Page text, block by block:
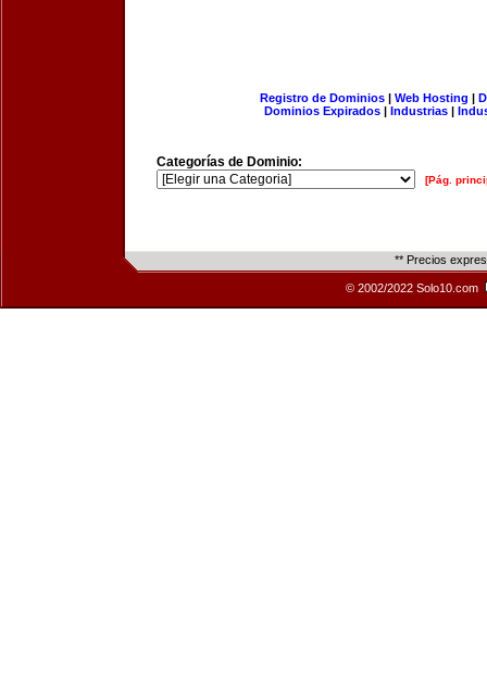
Registro de Dominios| Web Hosting |
Dominios Expirados | Industrias |
Categorías de Dominio:
[Pág.
** Precios
© 2002/2022 Solo10.com